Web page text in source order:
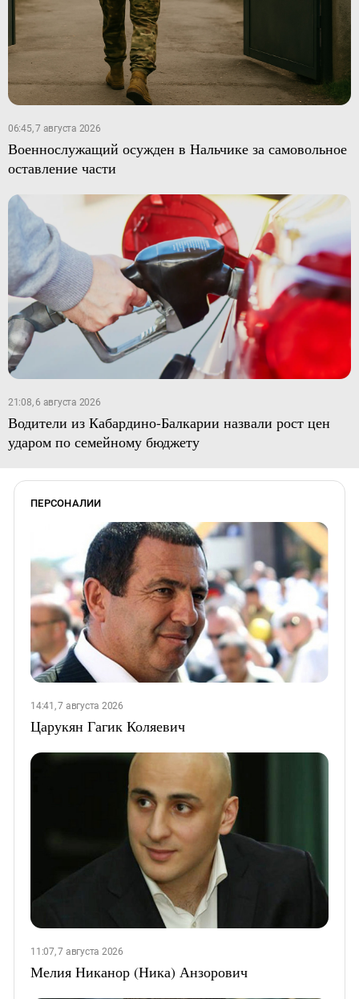
06:45, 7 августа 2026
Военнослужащий осужден в Нальчике за самовольное
оставление части
21:08, 6 августа 2026
Водители из Кабардино-Балкарии назвали рост цен
ударом по семейному бюджету
ПЕРСОНАЛИИ
14:41, 7 августа 2026
Царукян Гагик Коляевич
11:07, 7 августа 2026
Мелия Никанор (Ника) Анзорович